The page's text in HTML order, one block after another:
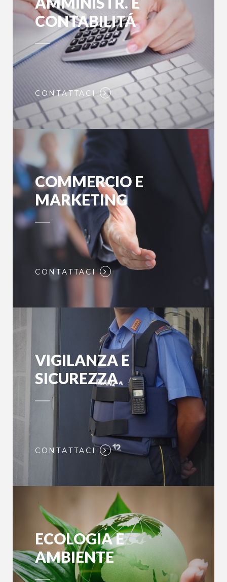
CONTABILITÁ
CONTATTACI
COMMERCIO E
MARKETING
CONTATTACI
VIGILANZA E
SICUREZZA
CONTATTACI
ECOLOGIA E
AMBIENTE